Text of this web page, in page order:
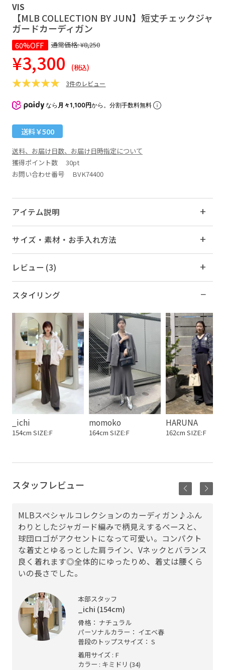
VIS
【MLB COLLECTION BY JUN】短丈チェックジャ
ガードカーディガン
60%OFF 通常価格:¥8,250
¥3,300 (税込)
3件のレビュー
なら 月々1,100円から。分割手数料無料
送料￥500
送料、お届け日数、お届け日時指定について
獲得ポイント数 30pt
お問い合わせ番号 BVK74400
アイテム説明
サイズ・素材・お手入れ方法
レビュー (3)
スタイリング
_ichi
154cm SIZE:F
momoko
164cm SIZE:F
HARUNA
162cm SIZE:F
スタッフレビュー
MLBスペシャルコレクションのカーディガン♪ふん
わりとしたジャガード編みで柄見えするベースと、
球団ロゴがアクセントになって可愛い。コンパクト
な着丈とゆるっとした肩ライン、Vネックとバランス
良く着れます◎全体的にゆったりめ、着丈は腰くら
いの長さでした。
本部スタッフ
_ichi (154cm)
骨格： ナチュラル
パーソナルカラー： イエベ春
普段のトップスサイズ： S
着用サイズ : F
カラー : キミドリ (34)